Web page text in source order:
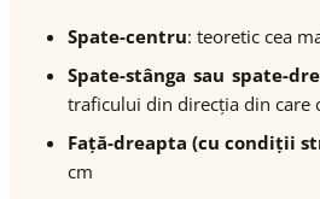
Spate-centru: teoretic cea
Spate-stânga sau spate-
traficului din direcția din care
Față-dreapta (cu condiții
cm